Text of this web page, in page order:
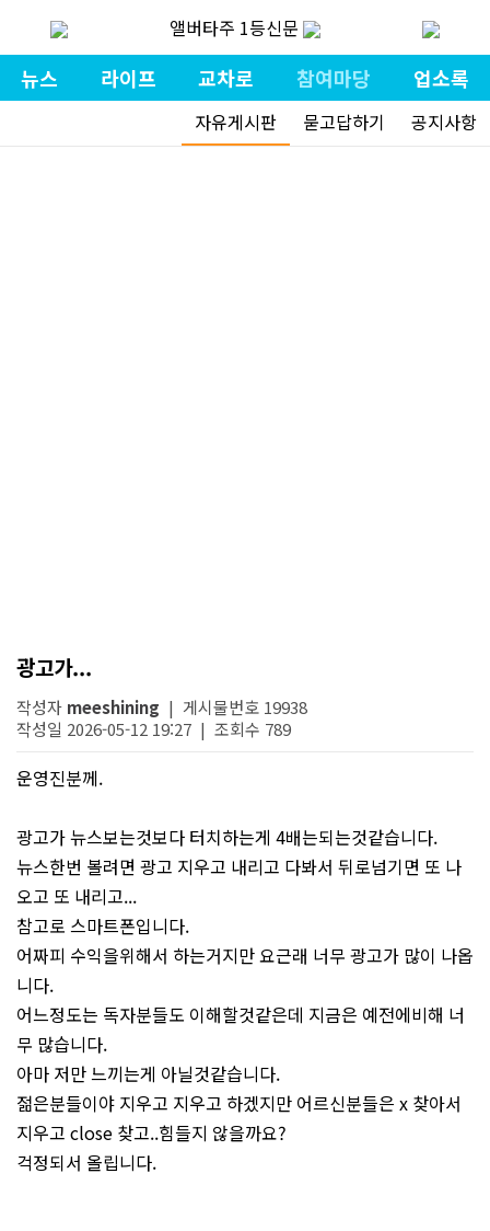
앨버타주 1등신문
뉴스 라이프 교차로 참여마당 업소록
자유게시판 묻고답하기 공지사항
광고가...
작성자 meeshining | 게시물번호 19938
작성일 2026-05-12 19:27 | 조회수 789
운영진분께.
광고가 뉴스보는것보다 터치하는게 4배는되는것같습니다.
뉴스한번 볼려면 광고 지우고 내리고 다봐서 뒤로넘기면 또 나
오고 또 내리고...
참고로 스마트폰입니다.
어짜피 수익을위해서 하는거지만 요근래 너무 광고가 많이 나옵
니다.
어느정도는 독자분들도 이해할것같은데 지금은 예전에비해 너
무 많습니다.
아마 저만 느끼는게 아닐것같습니다.
젊은분들이야 지우고 지우고 하겠지만 어르신분들은 x 찾아서
지우고 close 찾고..힘들지 않을까요?
걱정되서 올립니다.